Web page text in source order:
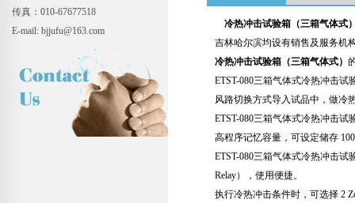
传真：010-67677518
E-mail: bjjufu@163.com
冷热冲击试验箱（三箱气体式
吉林哈尔滨均设有销售及服务机
冷热冲击试验箱（三箱气体式）
ETST-080三箱气体式冷热冲击
风路切换方式导入试品中，做冷
ETST-080三箱气体式冷热冲击
高程序记忆容量，可设定储存
ETST-080三箱气体式冷热冲击试
Relay），使用便捷。
执行冷热冲击条件时，可选择 2